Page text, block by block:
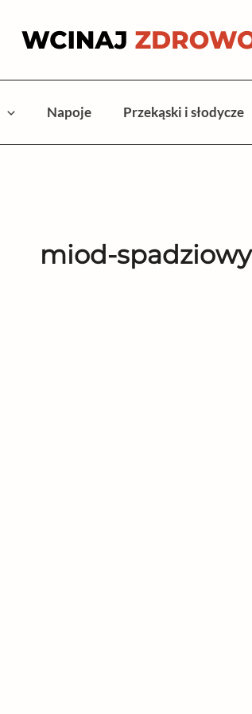
Napoje Przekąski i słodycze
miod-spadziowy